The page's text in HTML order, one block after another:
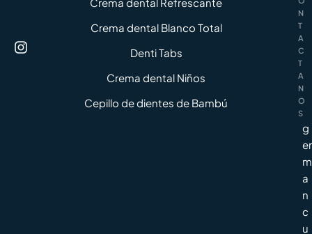
Crema dental Blanco Total
Denti Tabs
Crema dental Niños
Cepillo de dientes de Bambú
N
T
A
C
T
A
N
O
S
g
er
m
a
n
c
u